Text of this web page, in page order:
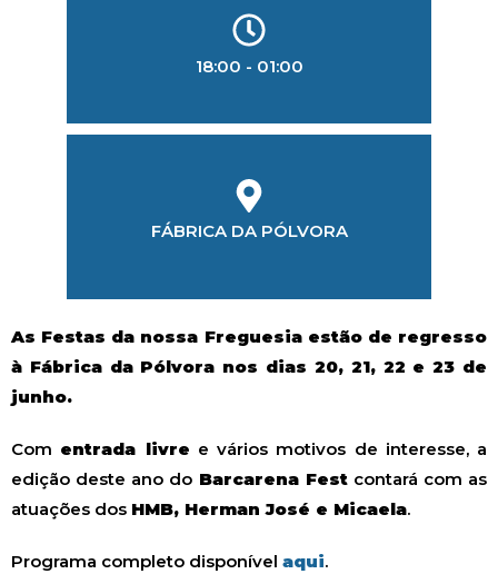
18:00 - 01:00
LOCALIZAÇÃO
FÁBRICA DA PÓLVORA
As Festas da nossa Freguesia estão de regresso
à Fábrica da Pólvora nos dias 20, 21, 22 e 23 de
junho.
Com entrada livre e vários motivos de interesse, a
edição deste ano do Barcarena Festcontará com as
atuações dos HMB, Herman José e Micaela.
Programa completo disponível aqui.